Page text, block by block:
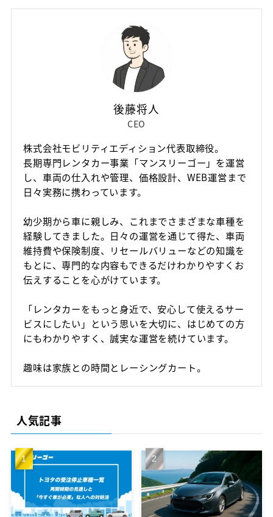
初めての方
マンスリーレンタカーとは
配車・引取について
保険/補償について
事故・故障について
料金シミュレーター
マンスリープラン
ウィークリープラン
長期レンタカー
空港配車・引取プラン
車種から選ぶ
軽ミニクラス
軽ボックスクラス
軽バンクラス
コンパクトクラス
トヨタハイブリッドクラス
コンパクトミニバンクラス
ミニバンクラス
トヨタミニバンクラス
高年式車両
高年式レンタカー
エリアから探す
東京都
神奈川県
埼玉県
大分県
法人向け
法人向けレンタカー
後藤将人
CEO
株式会社モビリティエディション代表取締役。
長期専門レンタカー事業「マンスリーゴー」を運営
し、車両の仕入れや管理、価格設計、WEB運営まで
日々実務に携わっています。
幼少期から車に親しみ、これまでさまざまな車種を
経験してきました。日々の運営を通じて得た、車両
維持費や保険制度、リセールバリューなどの知識を
もとに、専門的な内容もできるだけわかりやすくお
伝えすることを心がけています。
「レンタカーをもっと身近で、安心して使えるサー
ビスにしたい」という思いを大切に、はじめての方
にもわかりやすく、誠実な運営を続けています。
趣味は家族との時間とレーシングカート。
人気記事